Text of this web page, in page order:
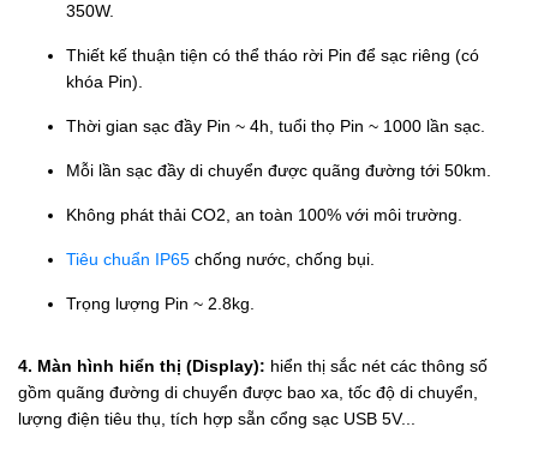
350W.
Thiết kế thuận tiện có thể tháo rời Pin để sạc riêng (có
khóa Pin).
Thời gian sạc đầy Pin ~ 4h, tuổi thọ Pin ~ 1000 lần sạc.
Mỗi lần sạc đầy di chuyển được quãng đường tới 50km.
Không phát thải CO2, an toàn 100% với môi trường.
Tiêu chuẩn IP65 chống nước, chống bụi.
Trọng lượng Pin ~ 2.8kg.
4. Màn hình hiển thị (Display): hiển thị sắc nét các thông số
gồm quãng đường di chuyển được bao xa, tốc độ di chuyển,
lượng điện tiêu thụ, tích hợp sẵn cổng sạc USB 5V...